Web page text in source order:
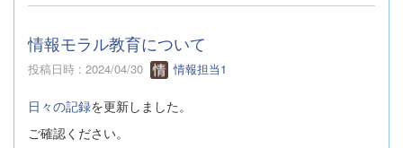
情報モラル教育について
投稿日時 : 2024/04/30 情報担当1
日々の記録を更新しました。
ご確認ください。